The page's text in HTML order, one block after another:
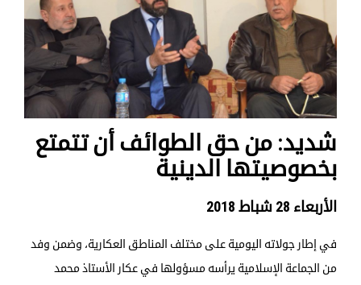
شديد: من حق الطوائف أن تتمتع
بخصوصيتها الدينية
الأربعاء 28 شباط 2018
في إطار جولاته اليومية على مختلف المناطق العكارية، وضمن وفد
من الجماعة الإسلامية يرأسه مسؤولها في عكار الأستاذ محمد